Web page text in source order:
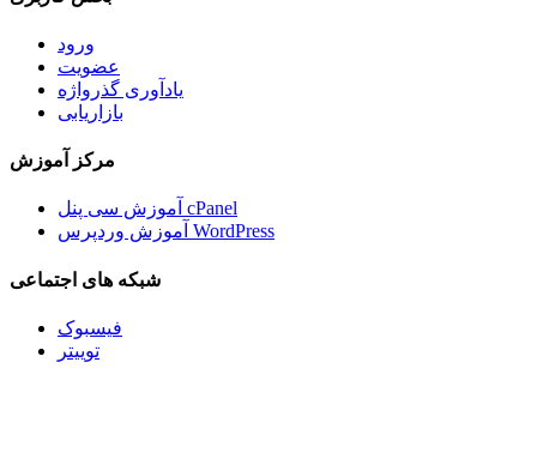
ورود
عضویت
یادآوری گذرواژه
بازاریابی
مرکز آموزش
آموزش سی پنل cPanel
آموزش وردپرس WordPress
شبکه های اجتماعی
فیسبوک
توییتر